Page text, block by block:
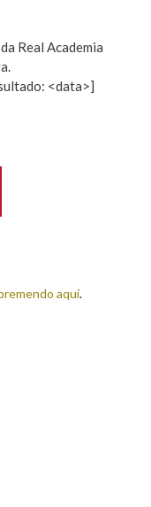
Real Academia
<data>]
aquí.